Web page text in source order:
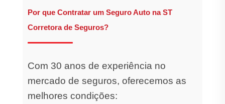
Por que Contratar um Seguro Auto na ST
Corretora de Seguros?
Com 30 anos de experiência no
mercado de seguros, oferecemos as
melhores condições: